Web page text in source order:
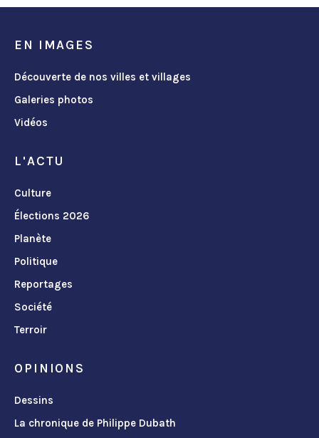
EN IMAGES
Découverte de nos villes et villages
Galeries photos
Vidéos
L'ACTU
Culture
Élections 2026
Planète
Politique
Reportages
Société
Terroir
OPINIONS
Dessins
La chronique de Philippe Dubath